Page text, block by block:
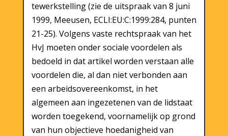
tewerkstelling (zie de uitspraak van 8 juni
1999, Meeusen, ECLI:EU:C:1999:284, punten
21-25). Volgens vaste rechtspraak van het
HvJ moeten onder sociale voordelen als
bedoeld in dat artikel worden verstaan alle
voordelen die, al dan niet verbonden aan
een arbeidsovereenkomst, in het
algemeen aan ingezetenen van de lidstaat
worden toegekend, voornamelijk op grond
van hun objectieve hoedanigheid van